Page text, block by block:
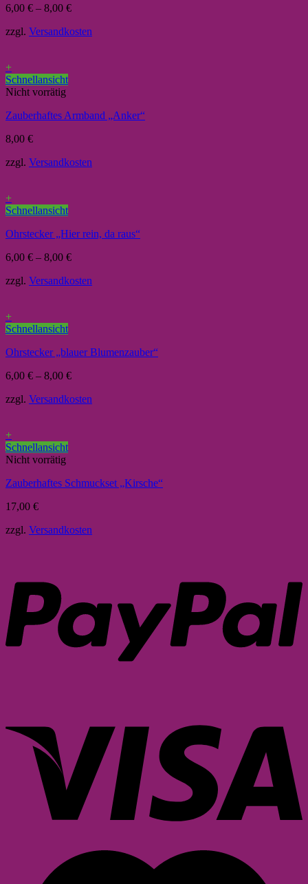
6,00 € – 8,00 €
zzgl. Versandkosten
+
Schnellansicht
Nicht vorrätig
Zauberhaftes Armband „Anker“
8,00 €
zzgl. Versandkosten
+
Schnellansicht
Ohrstecker „Hier rein, da raus“
6,00 € – 8,00 €
zzgl. Versandkosten
+
Schnellansicht
Ohrstecker „blauer Blumenzauber“
6,00 € – 8,00 €
zzgl. Versandkosten
+
Schnellansicht
Nicht vorrätig
Zauberhaftes Schmuckset „Kirsche“
17,00 €
zzgl. Versandkosten